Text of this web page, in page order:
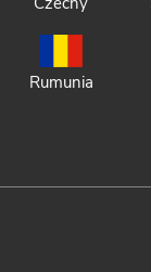
Rumunia